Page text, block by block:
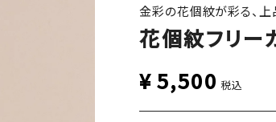
金彩の花個紋が彩る、
花個紋フリー
¥5,500 税込